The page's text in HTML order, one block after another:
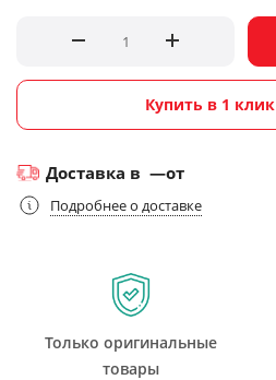
Купить в 1 клик
Доставка в —от
Подробнее о доставке
Только оригинальные
товары